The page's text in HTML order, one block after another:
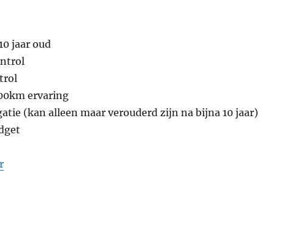
jaar oud
ervaring
(kan alleen maar verouderd zijn na bijna 10 jaar)
“Aanschaf Citroën C4 VTS 180 12-XV-SJ”